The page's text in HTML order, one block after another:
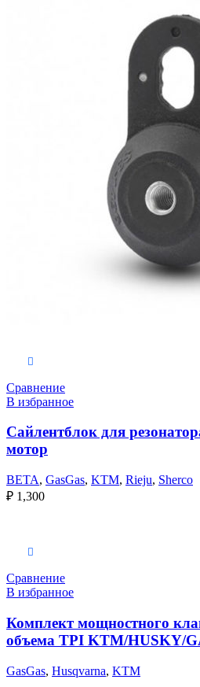
Сравнение
В избранное
Cайлентблок для
мотор
BETA, GasGas, KTM, Rieju, Sherco
₽ 1,300
Сравнение
В избранное
Комплект мощностного
объема TPI KTM/HUSKY/
GasGas, Husqvarna, KTM